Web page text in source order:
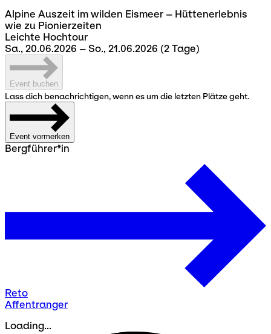
Alpine Auszeit im wilden Eismeer – Hüttenerlebnis
wie zu Pionierzeiten
Leichte Hochtour
Sa., 20.06.2026 – So., 21.06.2026 (2 Tage)
Event buchen
Lass dich benachrichtigen, wenn es um die letzten Plätze geht.
Event vormerken
Bergführer*in
Reto
Affentranger
Loading...